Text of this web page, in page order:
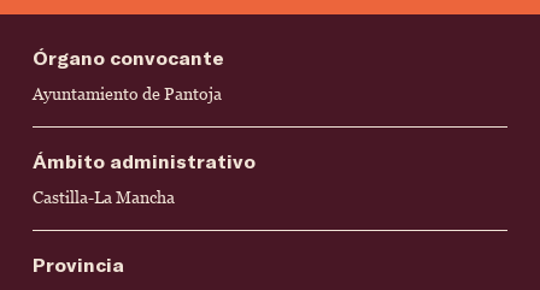
Órgano convocante
Ayuntamiento de Pantoja
Ámbito administrativo
Castilla-La Mancha
Provincia